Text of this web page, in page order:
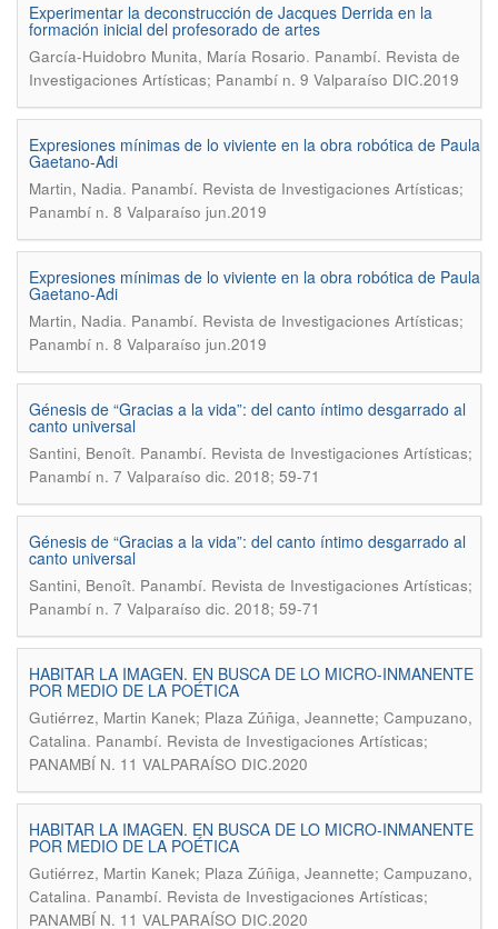
Experimentar la deconstrucción de Jacques Derrida en la
formación inicial del profesorado de artes
García-Huidobro Munita, María Rosario. Panambí. Revista de
Investigaciones Artísticas; Panambí n. 9 Valparaíso DIC.2019
Expresiones mínimas de lo viviente en la obra robótica de Paula
Gaetano-Adi
Martin, Nadia. Panambí. Revista de Investigaciones Artísticas;
Panambí n. 8 Valparaíso jun.2019
Expresiones mínimas de lo viviente en la obra robótica de Paula
Gaetano-Adi
Martin, Nadia. Panambí. Revista de Investigaciones Artísticas;
Panambí n. 8 Valparaíso jun.2019
Génesis de “Gracias a la vida”: del canto íntimo desgarrado al
canto universal
Santini, Benoît. Panambí. Revista de Investigaciones Artísticas;
Panambí n. 7 Valparaíso dic. 2018; 59-71
Génesis de “Gracias a la vida”: del canto íntimo desgarrado al
canto universal
Santini, Benoît. Panambí. Revista de Investigaciones Artísticas;
Panambí n. 7 Valparaíso dic. 2018; 59-71
HABITAR LA IMAGEN. EN BUSCA DE LO MICRO-INMANENTE
POR MEDIO DE LA POÉTICA
Gutiérrez, Martin Kanek; Plaza Zúñiga, Jeannette; Campuzano,
Catalina. Panambí. Revista de Investigaciones Artísticas;
PANAMBÍ N. 11 VALPARAÍSO DIC.2020
HABITAR LA IMAGEN. EN BUSCA DE LO MICRO-INMANENTE
POR MEDIO DE LA POÉTICA
Gutiérrez, Martin Kanek; Plaza Zúñiga, Jeannette; Campuzano,
Catalina. Panambí. Revista de Investigaciones Artísticas;
PANAMBÍ N. 11 VALPARAÍSO DIC.2020